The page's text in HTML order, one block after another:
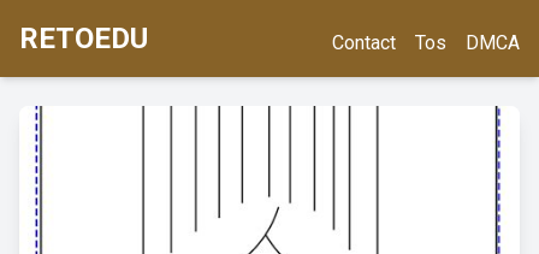
RETOEDU Contact Tos DMCA